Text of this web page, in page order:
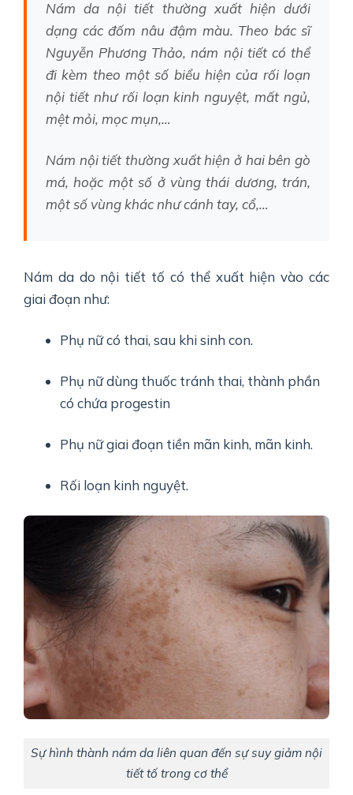
Nám da nội tiết thường xuất hiện dưới
dạng các đốm nâu đậm màu. Theo bác sĩ
Nguyễn Phương Thảo, nám nội tiết có thể
đi kèm theo một số biểu hiện của rối loạn
nội tiết như rối loạn kinh nguyệt, mất ngủ,
mệt mỏi, mọc mụn,…
Nám nội tiết thường xuất hiện ở hai bên gò
má, hoặc một số ở vùng thái dương, trán,
một số vùng khác như cánh tay, cổ,…
Nám da do nội tiết tố có thể xuất hiện vào các
giai đoạn như:
Phụ nữ có thai, sau khi sinh con.
Phụ nữ dùng thuốc tránh thai, thành phần
có chứa progestin
Phụ nữ giai đoạn tiền mãn kinh, mãn kinh.
Rối loạn kinh nguyệt.
Sự hình thành nám da liên quan đến sự suy giảm nội
tiết tố trong cơ thể